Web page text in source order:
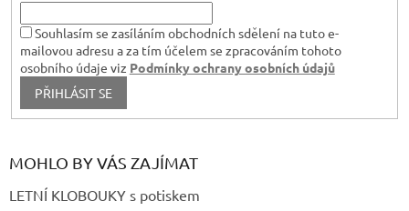
Souhlasím se zasíláním obchodních sdělení na tuto e-
mailovou adresu a za tím účelem se zpracováním tohoto
osobního údaje viz Podmínky ochrany osobních údajů
PŘIHLÁSIT SE
MOHLO BY VÁS ZAJÍMAT
LETNÍ KLOBOUKY s potiskem